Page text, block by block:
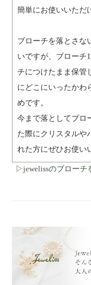
簡単にお使いいただ
ブローチを落とさな
いですが、ブローチ
チにつけたまま保管
にどこにいったかわ
めです。
今まで落としてブロ
た際にクリスタルや
れた方にぜひお使い
▷jewelissのブローチ